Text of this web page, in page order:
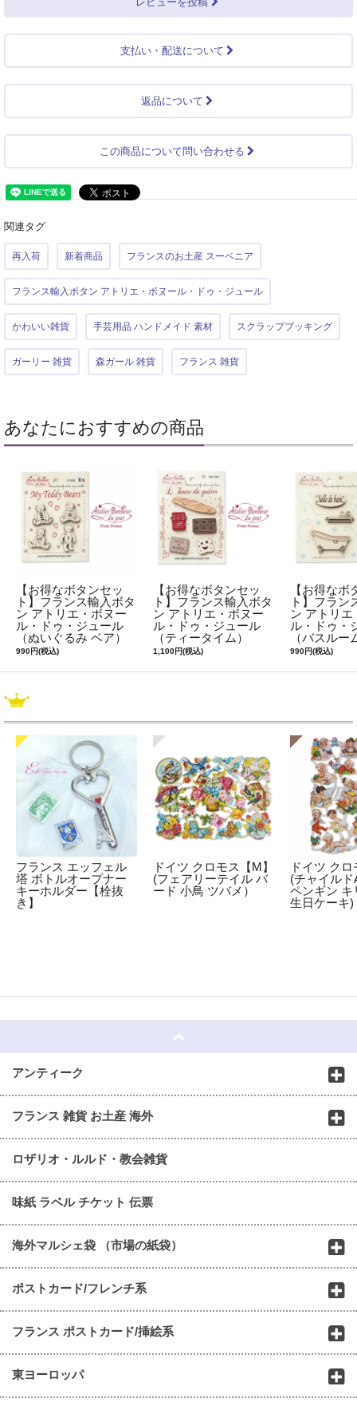
支払い・配送について
返品について
この商品について問い合わせる
関連タグ
再入荷 新着商品 フランスのお土産 スーベニア
フランス輸入ボタン アトリエ・ボヌール・ドゥ・ジュール
かわいい雑貨 手芸用品 ハンドメイド 素材 スクラップブッキング
ガーリー 雑貨 森ガール 雑貨 フランス 雑貨
あなたにおすすめの商品
【お得なボタンセッ
ト】フランス輸入ボタ
ン アトリエ・ボヌー
ル・ドゥ・ジュール
（ぬいぐるみ ベア）
990円(税込)
【お得なボタンセッ
ト】フランス輸入ボタ
ン アトリエ・ボヌー
ル・ドゥ・ジュール
（ティータイム）
1,100円(税込)
【お得なボ
ト】フラン
ン アトリエ
ル・ドゥ・
（バスルー
990円(税込)
フランス エッフェル
塔 ボトルオープナー
キーホルダー【栓抜
き】
ドイツ クロモス【M】
(フェアリーテイル バ
ード 小鳥 ツバメ）
ドイツ ク
(チャイルド
ペンギン キ
生日ケーキ)
アンティーク
フランス 雑貨 お土産 海外
ロザリオ・ルルド・教会雑貨
味紙 ラベル チケット 伝票
海外マルシェ袋 （市場の紙袋）
ポストカード/フレンチ系
フランス ポストカード/挿絵系
東ヨーロッパ